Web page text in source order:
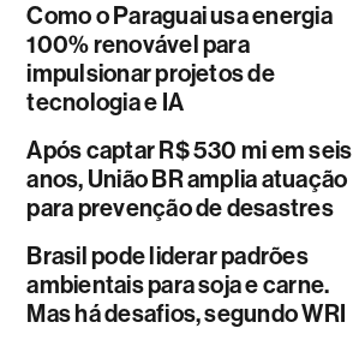
Como o Paraguai usa energia
100% renovável para
impulsionar projetos de
tecnologia e IA
Após captar R$ 530 mi em seis
anos, União BR amplia atuação
para prevenção de desastres
Brasil pode liderar padrões
ambientais para soja e carne.
Mas há desafios, segundo WRI